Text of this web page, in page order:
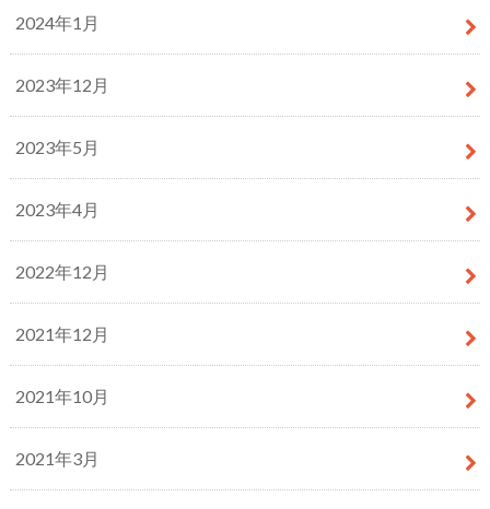
2024年1月
2023年12月
2023年5月
2023年4月
2022年12月
2021年12月
2021年10月
2021年3月